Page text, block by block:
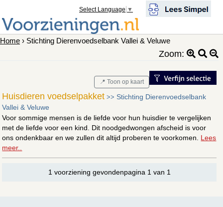
Select Language ▼
Home › Stichting Dierenvoedselbank Vallei & Veluwe
Zoom:
📍 Toon op kaart
Huisdieren voedselpakket >> Stichting Dierenvoedselbank
Vallei & Veluwe
Voor sommige mensen is de liefde voor hun huisdier te vergelijken
met de liefde voor een kind. Dit noodgedwongen afscheid is voor
ons ondenkbaar en we zullen dit altijd proberen te voorkomen. Lees
meer..
1 voorziening gevondenpagina 1 van 1